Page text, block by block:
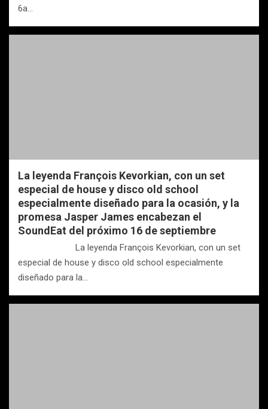
6a…
La leyenda François Kevorkian, con un set
especial de house y disco old school
especialmente diseñado para la ocasión, y la
promesa Jasper James encabezan el
SoundEat del próximo 16 de septiembre
La leyenda François Kevorkian, con un set
especial de house y disco old school especialmente
diseñado para la…